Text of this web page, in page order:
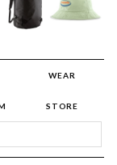
WEAR
STORE